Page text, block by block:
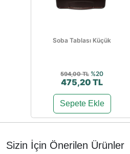
Soba Tablası Küçük
594,00 TL %20
475,20 TL
Sepete Ekle
Sizin İçin Önerilen Ürünler